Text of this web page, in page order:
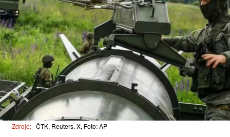
Zdroje: ČTK, Reuters, X, Foto: AP